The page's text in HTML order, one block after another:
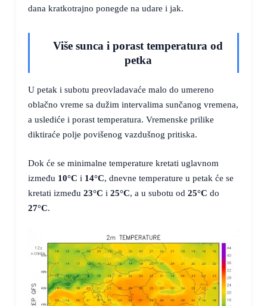
dana kratkotrajno ponegde na udare i jak.
Više sunca i porast temperatura od
petka
U petak i subotu preovladavaće malo do umereno
oblačno vreme sa dužim intervalima sunčanog vremena,
a uslediće i porast temperatura. Vremenske prilike
diktiraće polje povišenog vazdušnog pritiska.
Dok će se minimalne temperature kretati uglavnom
između 10°C i 14°C, dnevne temperature u petak će se
kretati između 23°C i 25°C, a u subotu od 25°C do
27°C.